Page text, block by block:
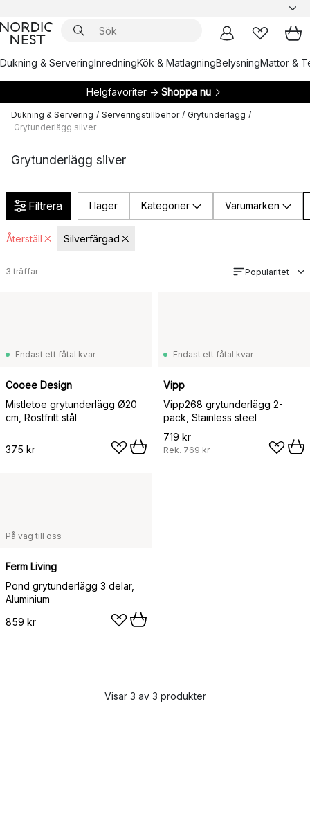
Dukning & ServeringInredningKök & MatlagningBelysningMattor &
Helgfavoriter → Shoppa nu
Dukning & Servering / Serveringstillbehör / Grytunderlägg /
Grytunderlägg silver
Grytunderlägg silver
Filtrera I lager Kategorier Varumärken
Återställ Silverfärgad
3 träffar Popularitet
Endast ett fåtal kvar
Cooee Design
Mistletoe grytunderlägg Ø20
cm, Rostfritt stål
375 kr
Endast ett fåtal kvar
Vipp
Vipp268 grytunderlägg 2-
pack, Stainless steel
719 kr
Rek. 769 kr
På väg till oss
Ferm Living
Pond grytunderlägg 3 delar,
Aluminium
859 kr
Visar 3 av 3 produkter